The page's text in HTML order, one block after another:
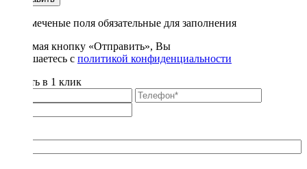
* - отмеченые поля обязательные для заполнения
Нажимая кнопку «Отправить», Вы
соглашаетесь с политикой конфиденциальности
Купить в 1 клик